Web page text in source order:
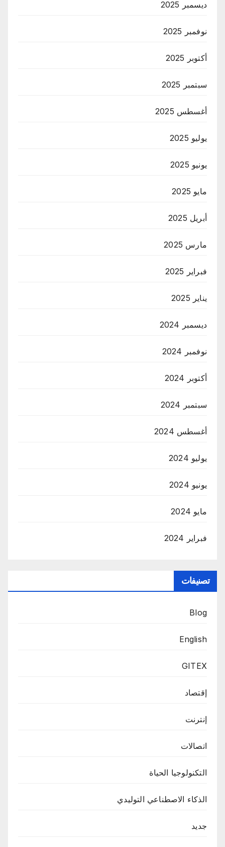
ديسمبر 2025
نوفمبر 2025
أكتوبر 2025
سبتمبر 2025
أغسطس 2025
يوليو 2025
يونيو 2025
مايو 2025
أبريل 2025
مارس 2025
فبراير 2025
يناير 2025
ديسمبر 2024
نوفمبر 2024
أكتوبر 2024
سبتمبر 2024
أغسطس 2024
يوليو 2024
يونيو 2024
مايو 2024
فبراير 2024
تصنيفات
Blog
English
GITEX
إقتصاد
إنترنت
اتصالات
التكنولوجيا الحياة
الذكاء الاصطناعي التوليدي
جديد